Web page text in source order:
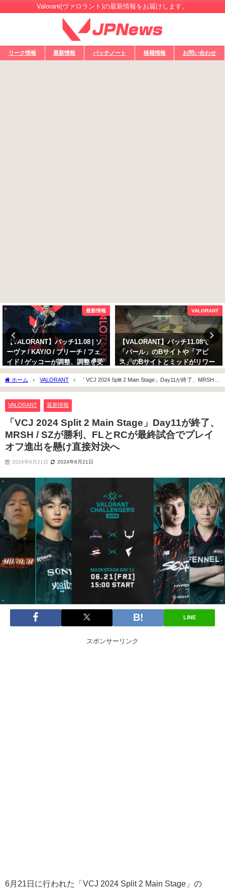
Valorant(ヴァロラント)の最新情報をお届けします。
リーク情報 最新情報 パッチノート 移籍情報 お問い合わせ
最新情報
【VALORANT】パッチ11.08 | ソ
ーヴァ / KAY/O / ブリーチ / フェ
イド / ゲッコーが調整、調整を受
けるイニシエーターの変更点まと
め
VALORANT
【VALORANT】パッチ11.08で
「パール」のBサイトや「アビ
ス」のBサイトとミッドがリワー
ク
ホーム VALORANT
「VCJ 2024 Split 2 Main Stage」Day11が終了、MRSH /
SZが勝利、FLとRCが最終試合でプレイオフ進出を懸け直接対決へ
VALORANT 最新情報
「VCJ 2024 Split 2 Main Stage」Day11が終了、
MRSH / SZが勝利、FLとRCが最終試合でプレイ
オフ進出を懸け直接対決へ
2024年6月21日 2024年6月21日
LINE
スポンサーリンク
6月21日に行われた「VCJ 2024 Split 2 Main Stage」の